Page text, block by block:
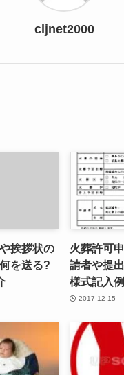
cljnet2000
挨拶状の
を送る?
火葬許可
請者や提
様式記入
2017-12-15